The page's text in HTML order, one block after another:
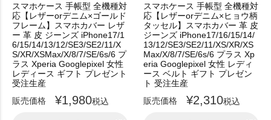
スマホケース 手帳型 全機種対
応【レザーorデニム×ゴールド
フレーム】スマホカバー レザ
ー 革 皮 ジーンズ iPhone17/1
6/15/14/13/12/SE3/SE2/11/X
S/XR/XSMax/X/8/7/SE/6s/6 プ
ラス Xperia Googlepixel 女性
レディース ギフト プレゼント
受注生産
販売価格
¥1,980税込
スマホケース 手帳型 全機種対
応【レザーorデニム×ヒョウ柄
タッセル】スマホカバー 革 皮
ジーンズ iPhone17/16/15/14/
13/12/SE3/SE2/11/XS/XR/XS
Max/X/8/7/SE/6s/6 プラス Xp
eria Googlepixel 女性 レディ
ース ベルト ギフト プレゼン
ト 受注生産
販売価格
¥2,310税込